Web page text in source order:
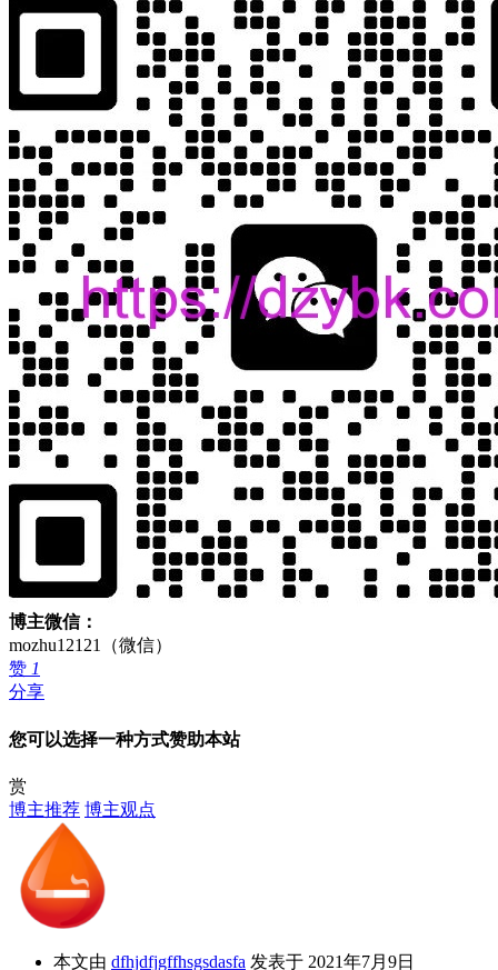
博主微信：
mozhu12121（微信）
赞 1
分享
您可以选择一种方式赞助本站
赏
博主推荐 博主观点
本文由 dfhjdfjgffhsgsdasfa 发表于 2021年7月9日